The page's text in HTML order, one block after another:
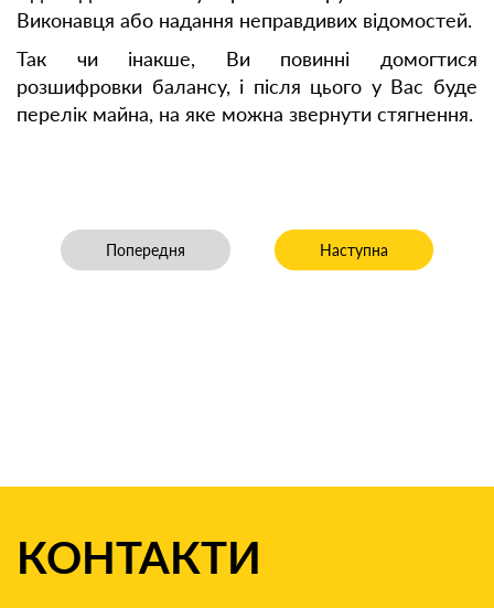
Виконавця або надання неправдивих відомостей.
Так чи інакше, Ви повинні домогтися
розшифровки балансу, і після цього у Вас буде
перелік майна, на яке можна звернути стягнення.
Попередня стаття: Виявлення майна Боржника-
Попередня Наступна стаття:
Наступна
КОНТАКТИ